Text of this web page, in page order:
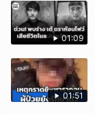
01:09
01:51